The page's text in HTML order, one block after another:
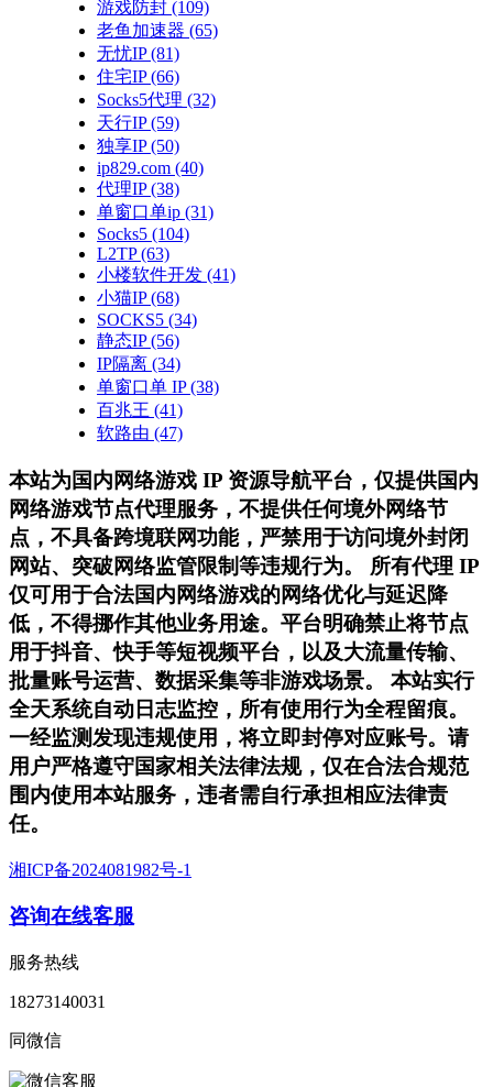
游戏防封 (109)
老鱼加速器 (65)
无忧IP(81)
住宅IP(66)
Socks5代理 (32)
天行IP(59)
独享IP(50)
ip829.com (40)
代理IP(38)
单窗口单ip (31)
Socks5 (104)
L2TP(63)
小楼软件开发 (41)
小猫IP(68)
SOCKS5 (34)
静态IP(56)
IP隔离 (34)
单窗口单 IP(38)
百兆王 (41)
软路由 (47)
本站为国内网络游戏 IP 资源导航平台，仅提供国内
网络游戏节点代理服务，不提供任何境外网络节
点，不具备跨境联网功能，严禁用于访问境外封闭
网站、突破网络监管限制等违规行为。 所有代理 IP
仅可用于合法国内网络游戏的网络优化与延迟降
低，不得挪作其他业务用途。平台明确禁止将节点
用于抖音、快手等短视频平台，以及大流量传输、
批量账号运营、数据采集等非游戏场景。 本站实行
全天系统自动日志监控，所有使用行为全程留痕。
一经监测发现违规使用，将立即封停对应账号。请
用户严格遵守国家相关法律法规，仅在合法合规范
围内使用本站服务，违者需自行承担相应法律责
任。
湘ICP备2024081982号-1
咨询在线客服
服务热线
18273140031
同微信